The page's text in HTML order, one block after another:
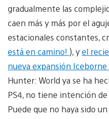
gradualmente las
caen más y más por el
estacionales constantes,
está en camino! ), yel
nueva expansión Iceborne
Hunter: World ya se ha
PS4, no tiene intención de
Puede que no haya sido